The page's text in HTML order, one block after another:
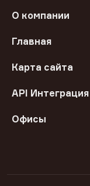
О компании
Главная
Карта сайта
API Интеграция
Офисы